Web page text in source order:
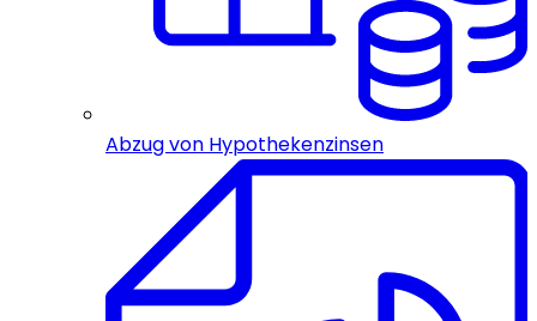
Abzug von Hypothekenzinsen